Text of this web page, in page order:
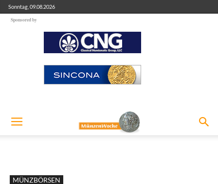
Sonntag, 09.08.2026
Sponsored by
MÜNZBÖRSEN